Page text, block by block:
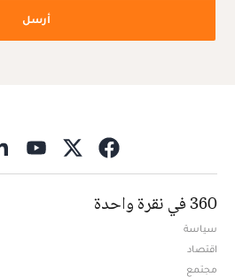
أرسل
360 في نقرة واحدة
سياسة
اقتصاد
مجتمع